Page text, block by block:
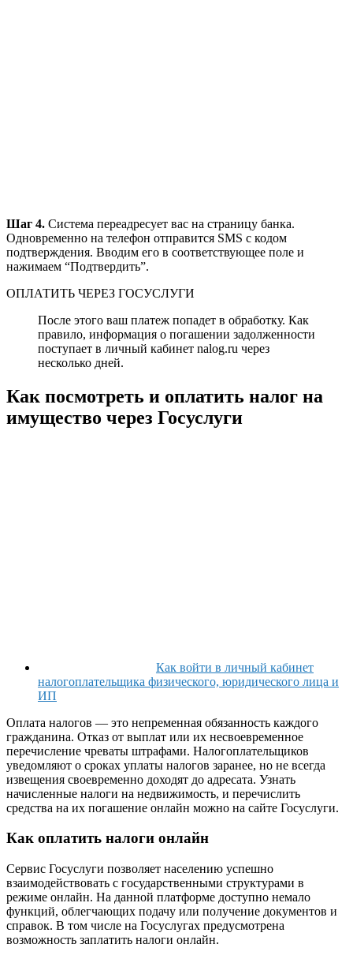
Шаг 4. Система переадресует вас на страницу банка.
Одновременно на телефон отправится SMS с кодом
подтверждения. Вводим его в соответствующее поле и
нажимаем “Подтвердить”.
ОПЛАТИТЬ ЧЕРЕЗ ГОСУСЛУГИ
После этого ваш платеж попадет в обработку. Как
правило, информация о погашении задолженности
поступает в личный кабинет nalog.ru через
несколько дней.
Как посмотреть и оплатить налог на
имущество через Госуслуги
Как войти в личный кабинет
налогоплательщика физического, юридического лица и
ИП
Оплата налогов — это непременная обязанность каждого
гражданина. Отказ от выплат или их несвоевременное
перечисление чреваты штрафами. Налогоплательщиков
уведомляют о сроках уплаты налогов заранее, но не всегда
извещения своевременно доходят до адресата. Узнать
начисленные налоги на недвижимость, и перечислить
средства на их погашение онлайн можно на сайте Госуслуги.
Как оплатить налоги онлайн
Сервис Госуслуги позволяет населению успешно
взаимодействовать с государственными структурами в
режиме онлайн. На данной платформе доступно немало
функций, облегчающих подачу или получение документов и
справок. В том числе на Госуслугах предусмотрена
возможность заплатить налоги онлайн.